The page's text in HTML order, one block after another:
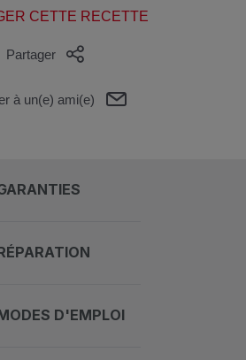
CETTE RECETTE
Partager
à un(e) ami(e)
D'EMPLOI